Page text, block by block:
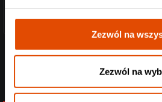
Zezwól na
Zezwól na